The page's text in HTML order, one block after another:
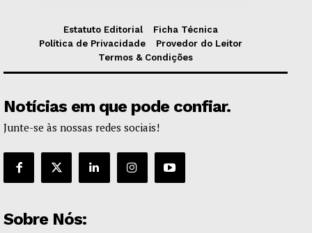
Estatuto Editorial
Ficha Técnica
Política de Privacidade
Provedor do Leitor
Termos & Condições
Notícias em que pode confiar.
Junte-se às nossas redes sociais!
Sobre Nós: